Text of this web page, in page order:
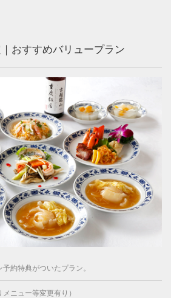
おすすめバリュープラン
約特典がついたプラン。
ニュー等変更有り）